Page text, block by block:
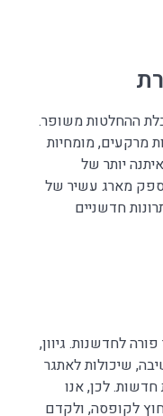
ההחלטות משופר.
מרקעים, מומחיות
יותר של
מארג עשיר של
חדשניים
לחדשנות. גיוון,
שיכולות לאתגר
לכן, אנו
לקופסה, ולקדם